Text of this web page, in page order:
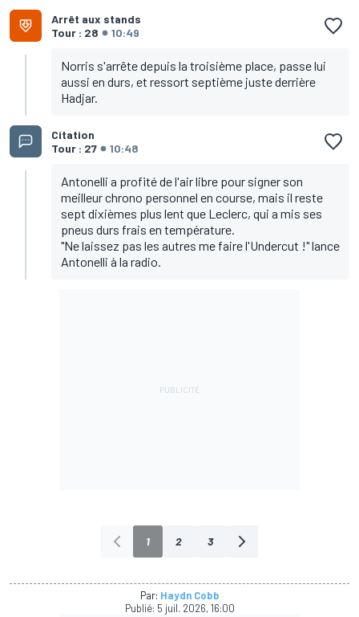
Arrêt aux stands
Tour : 28
10:49
Norris s'arrête depuis la troisième place, passe lui
aussi en durs, et ressort septième juste derrière
Hadjar.
Citation
Tour : 27
10:48
Antonelli a profité de l'air libre pour signer son
meilleur chrono personnel en course, mais il reste
sept dixièmes plus lent que Leclerc, qui a mis ses
pneus durs frais en température.
"Ne laissez pas les autres me faire l'Undercut !" lance
Antonelli à la radio.
1 2 3
Par: Haydn Cobb
Publié: 5 juil. 2026, 16:00